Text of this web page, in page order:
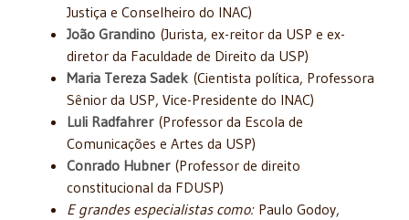
Justiça e Conselheiro do INAC)
João Grandino (Jurista, ex-reitor da USP e ex-
diretor da Faculdade de Direito da USP)
Maria Tereza Sadek (Cientista política, Professora
Sênior da USP, Vice-Presidente do INAC)
Luli Radfahrer(Professor da Escola de
Comunicações e Artes da USP)
Conrado Hubner(Professor de direito
constitucional da FDUSP)
E grandes especialistas como:Paulo Godoy,